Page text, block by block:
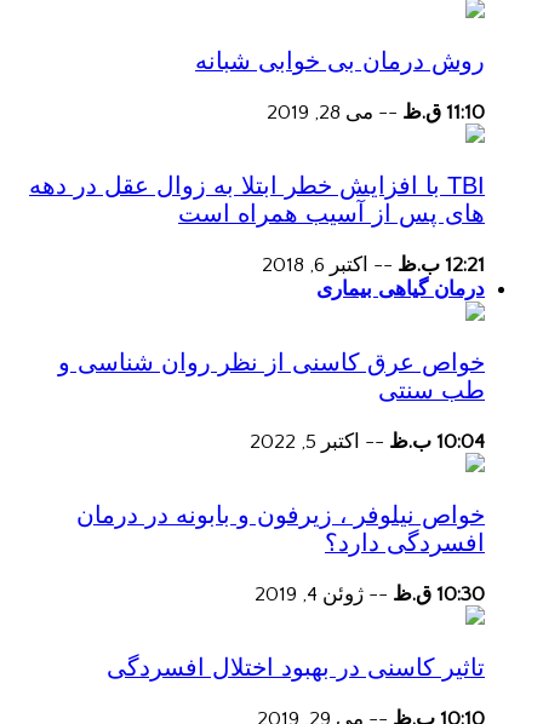
روش درمان بی خوابی شبانه
11:10 ق.ظ -- می 28, 2019
TBI با افزایش خطر ابتلا به زوال عقل در دهه
های پس از آسیب همراه است
12:21 ب.ظ -- اکتبر 6, 2018
درمان گیاهی بیماری
خواص عرق کاسنی از نظر روان شناسی و
طب سنتی
10:04 ب.ظ -- اکتبر 5, 2022
خواص نیلوفر ، زیرفون و بابونه در درمان
افسردگی دارد؟
10:30 ق.ظ -- ژوئن 4, 2019
تاثیر کاسنی در بهبود اختلال افسردگی
10:10 ب.ظ -- می 29, 2019